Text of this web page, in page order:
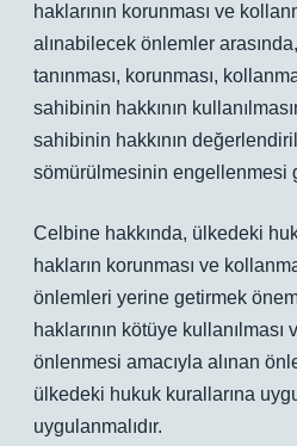
haklarının korunması ve
alınabilecek önlemler
tanınması, korunması,
sahibinin hakkının
sahibinin hakkının
sömürülmesinin engellenmesi
Celbine hakkında, ülkedeki
hakların korunması ve
önlemleri yerine getirmek
haklarının kötüye
önlenmesi amacıyla alınan
ülkedeki hukuk kurallarına
uygulanmalıdır.